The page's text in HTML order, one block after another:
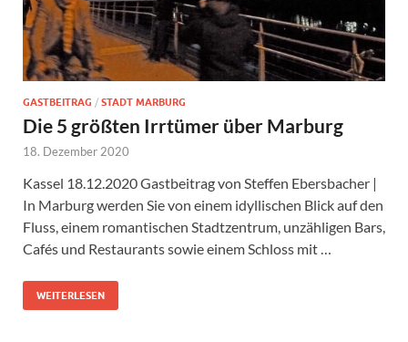
GASTBEITRAG / STADT MARBURG
Die 5 größten Irrtümer über Marburg
18. Dezember 2020
Kassel 18.12.2020 Gastbeitrag von Steffen Ebersbacher |
In Marburg werden Sie von einem idyllischen Blick auf den
Fluss, einem romantischen Stadtzentrum, unzähligen Bars,
Cafés und Restaurants sowie einem Schloss mit …
WEITERLESEN